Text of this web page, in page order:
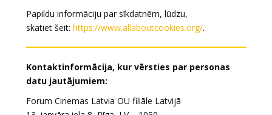
Papildu informāciju par sīkdatnēm, lūdzu,
skatiet šeit: https://www.allaboutcookies.org/.
Kontaktinformācija, kur vērsties par personas
datu jautājumiem:
Forum Cinemas Latvia OU filiāle Latvijā